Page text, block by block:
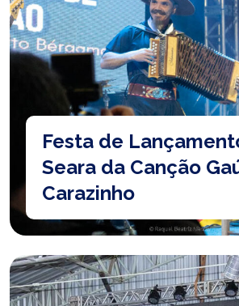
Festa de
Seara da Canção
Carazinho